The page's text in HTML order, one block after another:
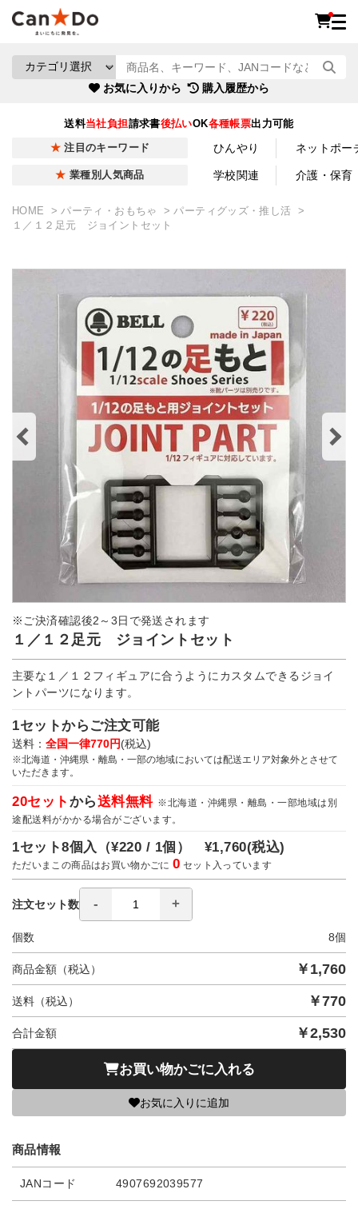
お気に入りから 購入履歴から
送料当社負担請求書後払いOK各種帳票出力可能
注目のキーワード ひんやり ネットポー
業種別人気商品 学校関連 介護・保育
HOME パーティ・おもちゃ
パーティグッズ・推し活
１／１２足元 ジョイントセット
※ご決済確認後2～3日で発送されます
１／１２足元 ジョイントセット
主要な１／１２フィギュアに合うようにカスタムできるジョイ
ントパーツになります。
1セットからご注文可能
送料： 全国一律770円(税込)
※北海道・沖縄県・離島・一部の地域においては配送エリア対象外とさせて
いただきます。
20セット から送料無料 ※北海道・沖縄県・離島・一部地域は別
途配送料がかかる場合がございます。
1セット8個入（¥220 / 1個） ¥1,760(税込)
ただいまこの商品はお買い物かごに0 セット入っています
注文セット数
個数 8個
商品金額（税込） ￥ 1,760
送料（税込） ￥770
合計金額 ￥2,530
お買い物かごに入れる
お気に入りに追加
商品情報
JANコード 4907692039577